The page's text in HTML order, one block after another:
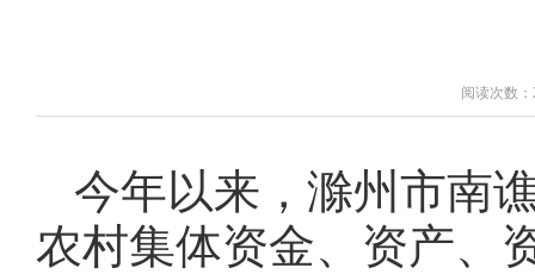
阅读次数：
今年以来，滁州市南
农村集体资金、资产、